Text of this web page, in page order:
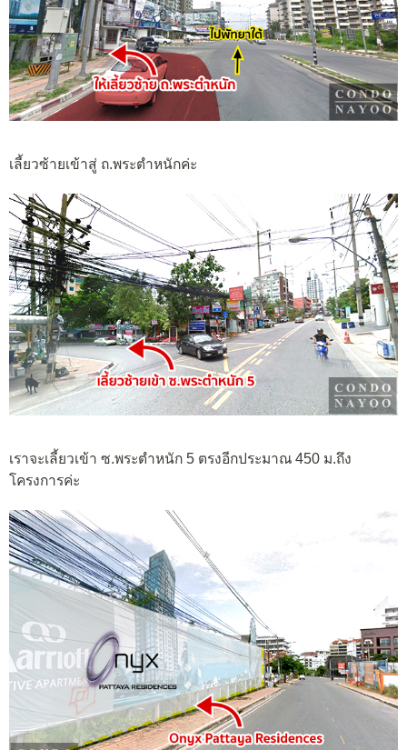
เลี้ยวซ้ายเข้าสู่ ถ.พระตำหนักค่ะ
เราจะเลี้ยวเข้า ซ.พระตำหนัก 5 ตรงอีกประมาณ 450 ม.ถึง
โครงการค่ะ